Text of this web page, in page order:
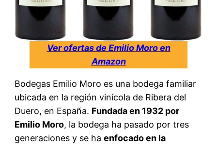
Ver ofertas de Emilio Moro en
Amazon
Bodegas Emilio Moro es una bodega familiar
ubicada en la región vinícola de Ribera del
Duero, en España. Fundada en 1932 por
Emilio Moro, la bodega ha pasado por tres
generaciones y se haenfocado en la